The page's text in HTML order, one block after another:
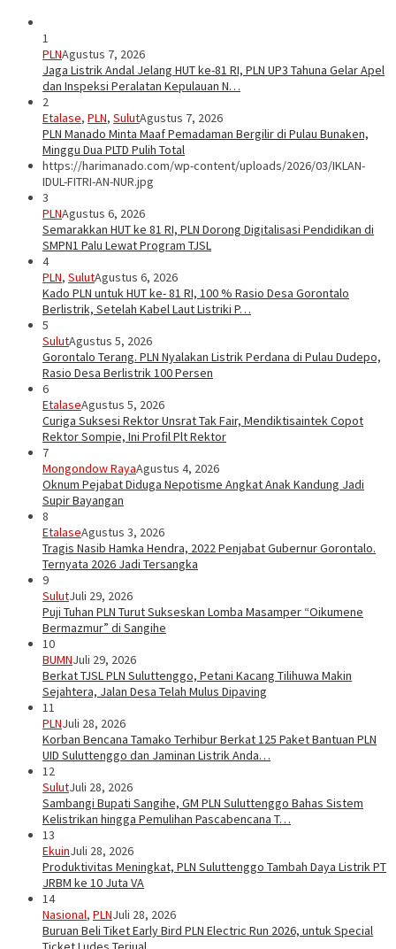
1
PLNAgustus 7, 2026
Jaga Listrik Andal Jelang HUT ke-81 RI, PLN UP3 Tahuna Gelar Apel
dan Inspeksi Peralatan Kepulauan N…
2
Etalase, PLN, SulutAgustus 7, 2026
PLN Manado Minta Maaf Pemadaman Bergilir di Pulau Bunaken,
Minggu Dua PLTD Pulih Total
https://harimanado.com/wp-content/uploads/2026/03/IKLAN-
IDUL-FITRI-AN-NUR.jpg
3
PLNAgustus 6, 2026
Semarakkan HUT ke 81 RI, PLN Dorong Digitalisasi Pendidikan di
SMPN1 Palu Lewat Program TJSL
4
PLN, SulutAgustus 6, 2026
Kado PLN untuk HUT ke- 81 RI, 100 % Rasio Desa Gorontalo
Berlistrik, Setelah Kabel Laut Listriki P…
5
SulutAgustus 5, 2026
Gorontalo Terang. PLN Nyalakan Listrik Perdana di Pulau Dudepo,
Rasio Desa Berlistrik 100 Persen
6
EtalaseAgustus 5, 2026
Curiga Suksesi Rektor Unsrat Tak Fair, Mendiktisaintek Copot
Rektor Sompie, Ini Profil Plt Rektor
7
Mongondow RayaAgustus 4, 2026
Oknum Pejabat Diduga Nepotisme Angkat Anak Kandung Jadi
Supir Bayangan
8
EtalaseAgustus 3, 2026
Tragis Nasib Hamka Hendra, 2022 Penjabat Gubernur Gorontalo.
Ternyata 2026 Jadi Tersangka
9
SulutJuli 29, 2026
Puji Tuhan PLN Turut Sukseskan Lomba Masamper “Oikumene
Bermazmur” di Sangihe
10
BUMNJuli 29, 2026
Berkat TJSL PLN Suluttenggo, Petani Kacang Tilihuwa Makin
Sejahtera, Jalan Desa Telah Mulus Dipaving
11
PLNJuli 28, 2026
Korban Bencana Tamako Terhibur Berkat 125 Paket Bantuan PLN
UID Suluttenggo dan Jaminan Listrik Anda…
12
SulutJuli 28, 2026
Sambangi Bupati Sangihe, GM PLN Suluttenggo Bahas Sistem
Kelistrikan hingga Pemulihan Pascabencana T…
13
EkuinJuli 28, 2026
Produktivitas Meningkat, PLN Suluttenggo Tambah Daya Listrik PT
JRBM ke 10 Juta VA
14
Nasional, PLNJuli 28, 2026
Buruan Beli Tiket Early Bird PLN Electric Run 2026, untuk Special